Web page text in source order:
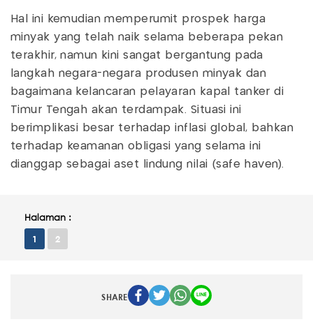
Hal ini kemudian memperumit prospek harga
minyak yang telah naik selama beberapa pekan
terakhir, namun kini sangat bergantung pada
langkah negara-negara produsen minyak dan
bagaimana kelancaran pelayaran kapal tanker di
Timur Tengah akan terdampak. Situasi ini
berimplikasi besar terhadap inflasi global, bahkan
terhadap keamanan obligasi yang selama ini
dianggap sebagai aset lindung nilai (safe haven).
Halaman :
1 2
SHARE